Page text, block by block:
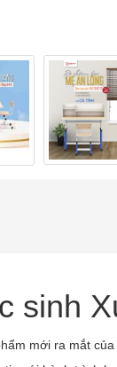
sinh
mới ra mắt